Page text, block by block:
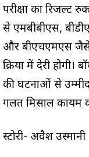
परीक्षा का रिजल्ट
से एमबीबीएस,
और बीएचएमएस जैसे
प्रक्रिया में देरी
की घटनाओं से
गलत मिसाल कायम
स्टोरी- अवैश उस्मानी